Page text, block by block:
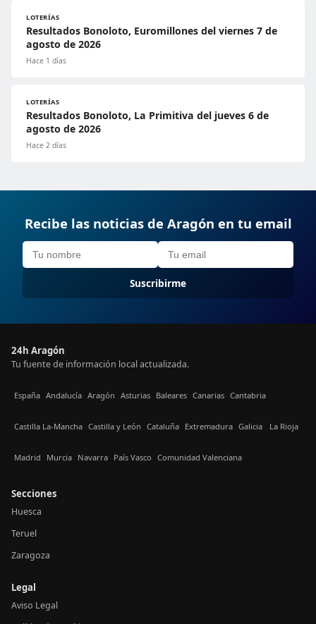
LOTERÍAS
Resultados Bonoloto, Euromillones del viernes 7 de
agosto de 2026
Hace 1 días
LOTERÍAS
Resultados Bonoloto, La Primitiva del jueves 6 de
agosto de 2026
Hace 2 días
Recibe las noticias de Aragón en tu email
Suscribirme
24h Aragón
Tu fuente de información local actualizada.
España Andalucía Aragón Asturias Baleares Canarias Cantabria
Castilla La-Mancha Castilla y León Cataluña Extremadura Galicia La Rioja
Madrid Murcia Navarra País Vasco Comunidad Valenciana
Secciones
Huesca
Teruel
Zaragoza
Legal
Aviso Legal